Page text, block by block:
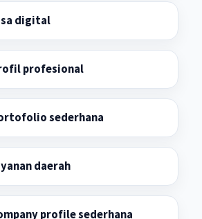
digital
profesional
sederhana
daerah
profile sederhana